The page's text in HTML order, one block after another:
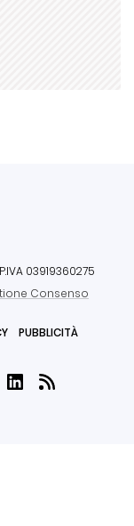
03919360275
Consenso
PUBBLICITÀ